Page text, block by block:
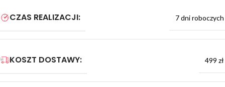
CZAS REALIZACJI: 7 dni roboczych
KOSZT DOSTAWY: 499 zł